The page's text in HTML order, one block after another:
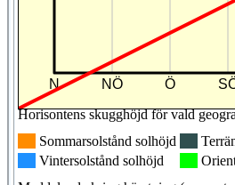
Horisontens skugghöjd för vald
Sommarsolstånd solhöjd
Vintersolstånd solhöjd